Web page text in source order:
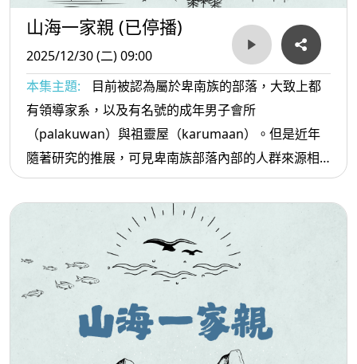
山海一家親 (已停播)
2025/12/30 (二) 09:00
本集主題:
目前被認為屬於卑南族的部落，大致上都
有領導家系，以及有名號的成年男子會所
（palakuwan）與祖靈屋（karumaan）。但是近年
隨著研究的推展，可見卑南族部落內部的人群來源相
當多元，而呈現出在語言與文化慣習上的差異。